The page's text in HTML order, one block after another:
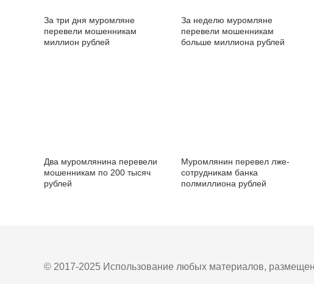
За три дня муромляне
перевели мошенникам
миллион рублей
За неделю муромляне
перевели мошенникам
больше миллиона рублей
Два муромлянина перевели
мошенникам по 200 тысяч
рублей
Муромлянин перевел лже-
сотрудникам банка
полмиллиона рублей
© 2017-2025 Использование любых материалов,